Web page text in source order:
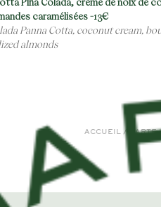
caramélisées -13€
Panna Cotta, coconut cream,
almonds
ACCUEIL/ CARTE